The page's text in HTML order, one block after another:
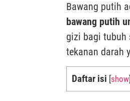
Bawang putih
bawang putih
gizi bagi tubuh
tekanan darah
Daftar isi [show]